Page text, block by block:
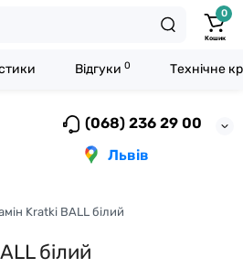
(068) 236 29 00
Львів
0
Кошик
Kratki BALL білий
білий
Відгуки 0 Технічне